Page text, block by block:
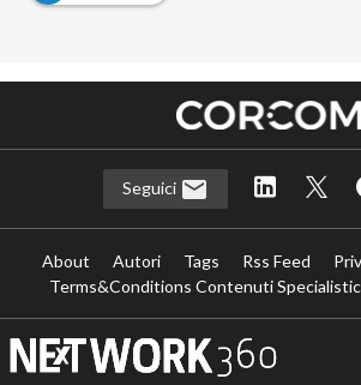
Seguici
About Autori Tags Rss Feed
Terms&Conditions Contenuti